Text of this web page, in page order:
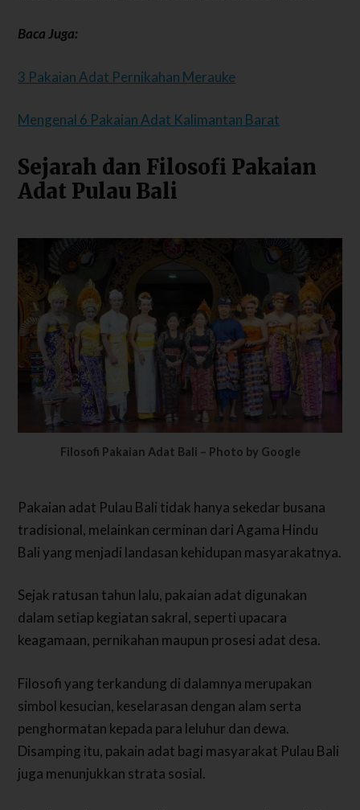
Baca Juga:
3 Pakaian Adat Pernikahan Merauke
Mengenal 6 Pakaian Adat Kalimantan Barat
Sejarah dan Filosofi Pakaian
Adat Pulau Bali
Filosofi Pakaian Adat Bali – Photo by Google
Pakaian adat Pulau Bali tidak hanya sekedar busana
tradisional, melainkan cerminan dari Agama Hindu
Bali yang menjadi landasan kehidupan masyarakatnya.
Sejak ratusan tahun lalu, pakaian adat digunakan
dalam setiap kegiatan sakral, seperti upacara
keagamaan, pernikahan maupun prosesi adat desa.
Filosofi yang terkandung di dalamnya merupakan
simbol kesucian, keselarasan dengan alam serta
penghormatan kepada para leluhur dan dewa.
Disamping itu, pakain adat bagi masyarakat Pulau Bali
juga menunjukkan strata sosial.